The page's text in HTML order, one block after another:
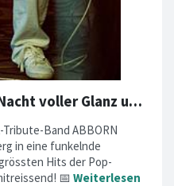
Seid ihr bereit für eine Nacht voller Glanz und ABBA-Magie?
Band ABBORN
in eine funkelnde
Hits der Pop-
📅 Weiterlesen